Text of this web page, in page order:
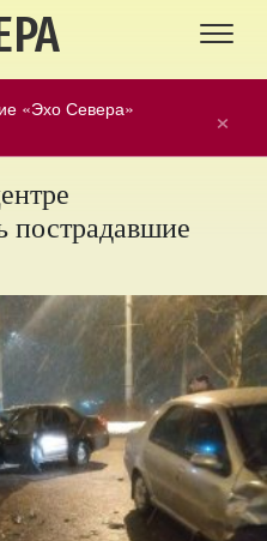
×
«Эхо Севера»
пострадавшие